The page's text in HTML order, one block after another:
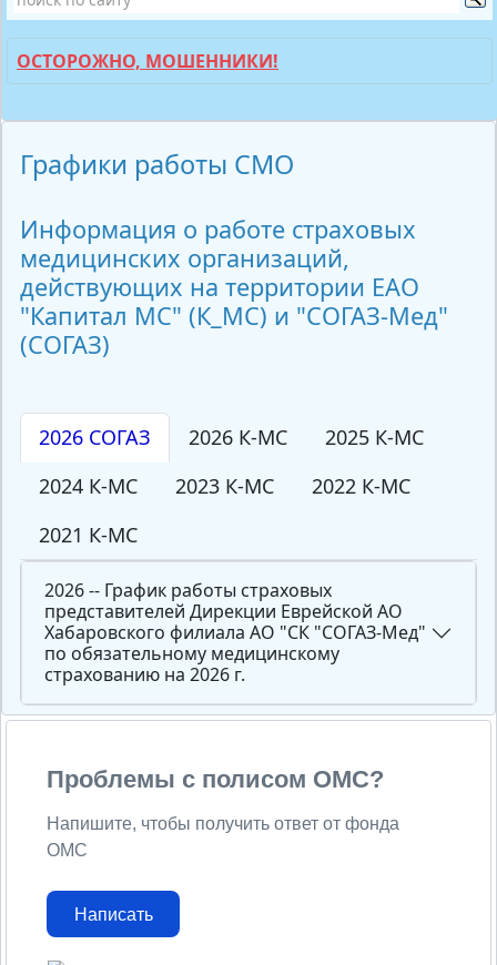
ОСТОРОЖНО, МОШЕННИКИ!
Графики работы СМО
Информация о работе страховых
медицинских организаций,
действующих на территории ЕАО
"Капитал МС" (К_МС) и "СОГАЗ-Мед"
(СОГАЗ)
2026 СОГАЗ 2026 К-МС
2025 К-МС
2024 К-МС
2023 К-МС
2022 К-МС
2021 К-МС
2026 -- График работы страховых
представителей Дирекции Еврейской АО
Хабаровского филиала АО "СК "СОГАЗ-Мед"
по обязательному медицинскому
страхованию на 2026 г.
Проблемы с полисом ОМС?
Напишите, чтобы получить ответ от фонда
ОМС
Написать